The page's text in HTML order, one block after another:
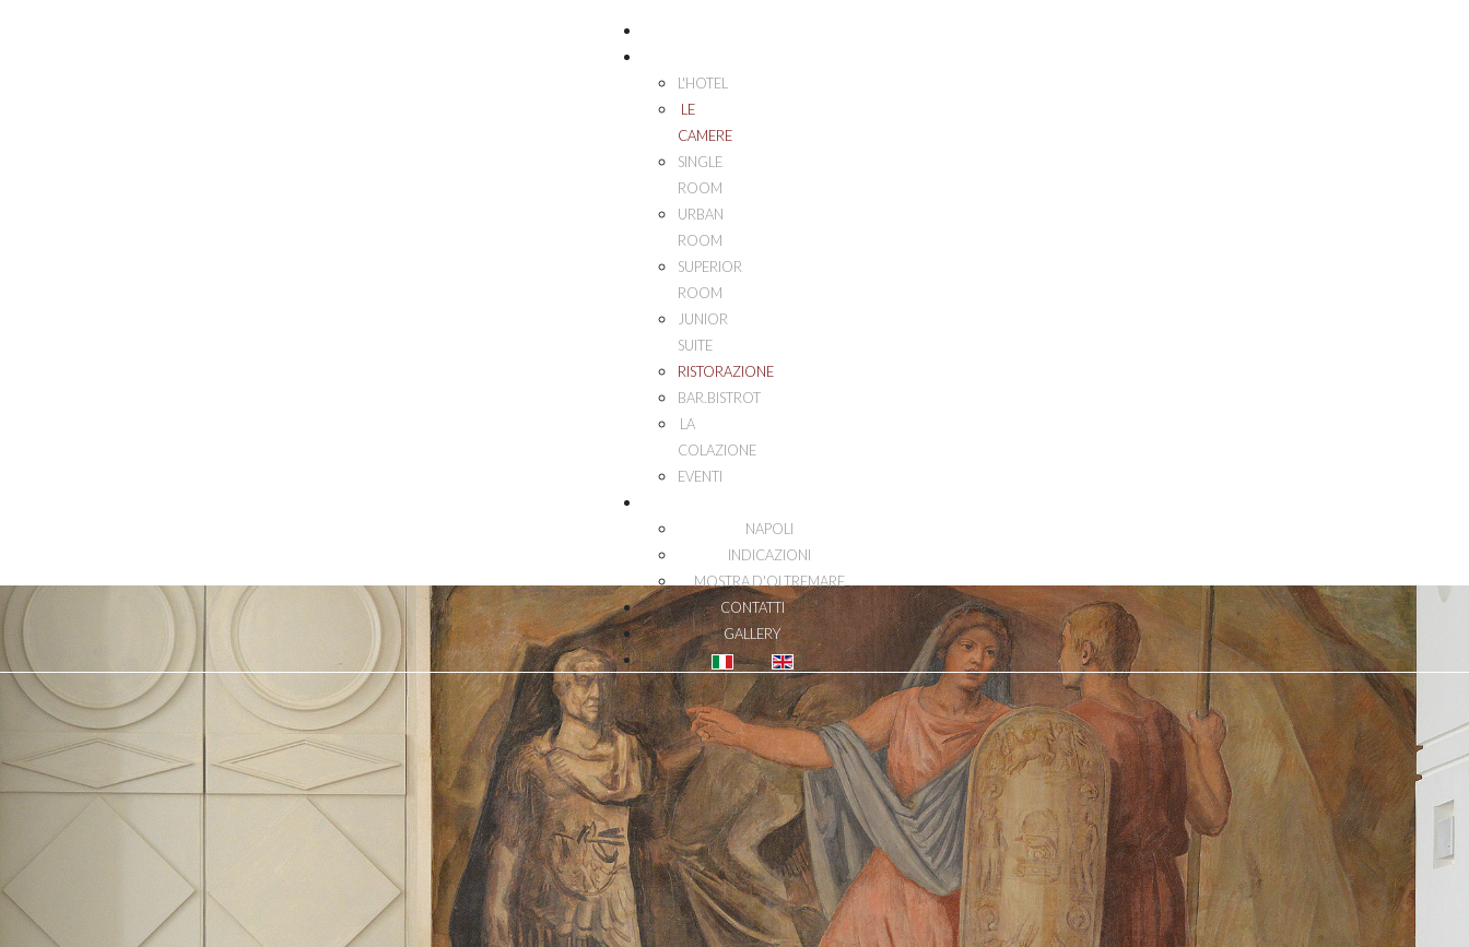
L'HOTEL
LE
CAMERE
SINGLE
ROOM
URBAN
ROOM
SUPERIOR
ROOM
JUNIOR
SUITE
RISTORAZIONE
BAR.BISTROT
LA
COLAZIONE
EVENTI
NAPOLI
INDICAZIONI
MOSTRA D'OLTREMARE
CONTATTI
GALLERY
Seleziona la tua lingua